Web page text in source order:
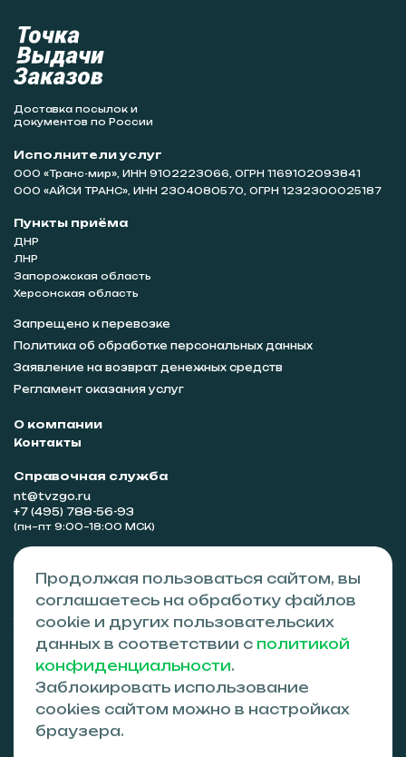
Доставка посылок и
документов по России
Исполнители услуг
ООО «Транс-мир», ИНН 9102223066, ОГРН 1169102093841
ООО «АЙСИ ТРАНС», ИНН 2304080570, ОГРН 1232300025187
Пункты приёма
ДНР
ЛНР
Запорожская область
Херсонская область
Запрещено к перевозке
Политика об обработке персональных данных
Заявление на возврат денежных средств
Регламент оказания услуг
О компании
Контакты
Справочная служба
nt@tvzgo.ru
+7 (495) 788-56-93
(пн–пт 9:00–18:00 МСК)
Сотрудничество
partners@tvzgo.ru
ул. Артёма, д. 163, г. Донецк, Донецкая Народная Республика,
283048
© 2024-2026 ООО «ТВЗ»
ИНН 9102304029, КПП 910201001, ОГРН 1259100004492
информационный характер и ни при каких условиях не
Продолжая пользоваться сайтом, вы
соглашаетесь на обработку файлов
cookie и других пользовательских
данных в соответствии с политикой
конфиденциальности.
Заблокировать использование
cookies сайтом можно в настройках
браузера.